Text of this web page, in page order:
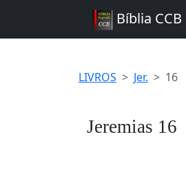
Bíblia CCB
LIVROS Jer. 16
Jeremias 16